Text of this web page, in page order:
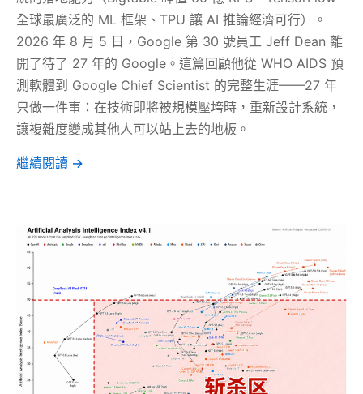
全球最廣泛的 ML 框架、TPU 讓 AI 推論經濟可行）。
2026 年 8 月 5 日，Google 第 30 號員工 Jeff Dean 離
開了待了 27 年的 Google。這篇回顧他從 WHO AIDS 預
測軟體到 Google Chief Scientist 的完整生涯——27 年
只做一件事：在技術即將被規模壓垮時，重新設計系統，
讓複雜度變成其他人可以站上去的地板。
繼續閱讀 →